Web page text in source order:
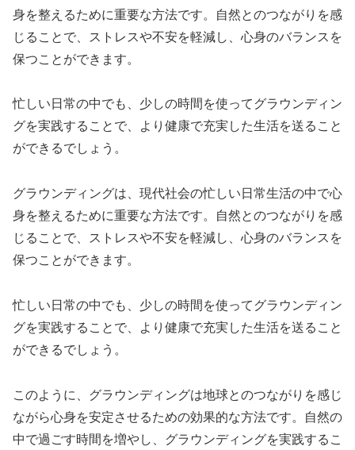
身を整えるために重要な方法です。自然とのつながりを感
じることで、ストレスや不安を軽減し、心身のバランスを
保つことができます。
忙しい日常の中でも、少しの時間を使ってグラウンディン
グを実践することで、より健康で充実した生活を送ること
ができるでしょう。
グラウンディングは、現代社会の忙しい日常生活の中で心
身を整えるために重要な方法です。自然とのつながりを感
じることで、ストレスや不安を軽減し、心身のバランスを
保つことができます。
忙しい日常の中でも、少しの時間を使ってグラウンディン
グを実践することで、より健康で充実した生活を送ること
ができるでしょう。
このように、グラウンディングは地球とのつながりを感じ
ながら心身を安定させるための効果的な方法です。自然の
中で過ごす時間を増やし、グラウンディングを実践するこ